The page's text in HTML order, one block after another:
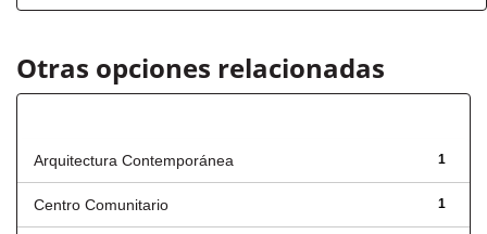
Otras opciones relacionadas
1
Arquitectura Contemporánea
1
Centro Comunitario